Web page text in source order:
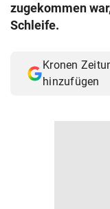
zugekommen
Schleife.
Kronen
hinzufügen